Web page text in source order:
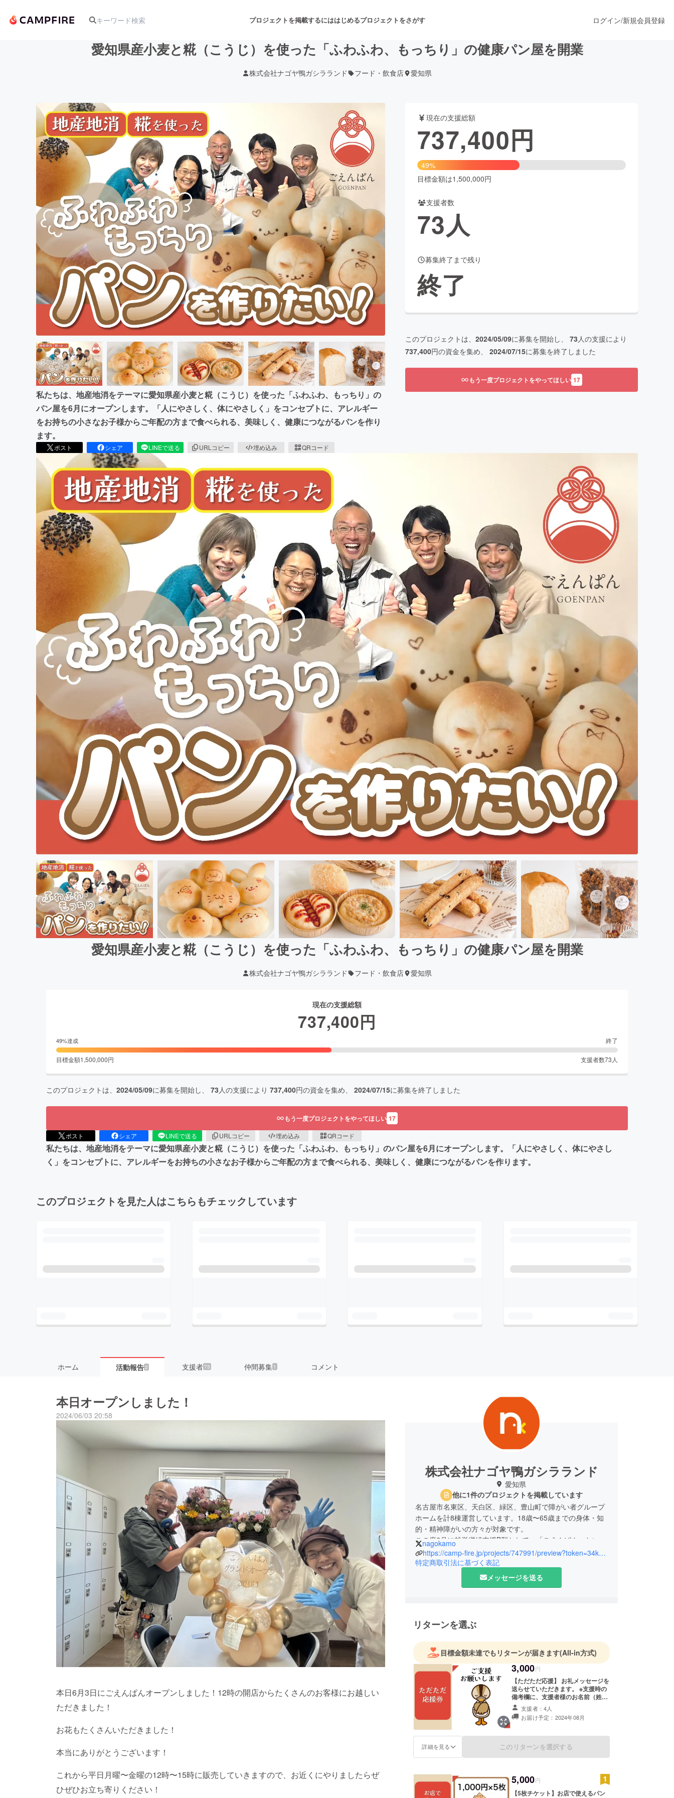
プロジェクトを掲載するにははじめるプロジェクトをさがす
アート・写真 舞台・パフォーマンス
テクノロジー・ガジェット ゲーム・サービス開発 フード・飲食店 ファッション
映像・映画 書籍・雑誌出版 アニメ・漫画
ビジネス・起業 チャレンジ ビューティー・ヘルスケア
まちづくり・地域活性化
CAMPFIRE for Social GoodCAMPFIRE Creation
CAMPFIREふるさと納税machi-ya コミュニティ
ログイン/新規会員登録
愛知県産小麦と糀（こうじ）を使った「ふわふわ、もっちり」の健康パン屋を開業
株式会社ナゴヤ鴨ガシラランド フード・飲食店 愛知県
私たちは、地産地消をテーマに愛知県産小麦と糀（こうじ）を使った「ふわふわ、もっちり」の
パン屋を6月にオープンします。「人にやさしく、体にやさしく」をコンセプトに、アレルギー
をお持ちの小さなお子様からご年配の方まで食べられる、美味しく、健康につながるパンを作り
ます。
ポスト シェア LINEで送る URLコピー 埋め込み QRコード
現在の支援総額
737,400円
49%
目標金額は1,500,000円
支援者数
73人
募集終了まで残り
終了
このプロジェクトは、 2024/05/09に募集を開始し、 73人の支援により
737,400円の資金を集め、 2024/07/15に募集を終了しました
もう一度プロジェクトをやってほしい 17
愛知県産小麦と糀（こうじ）を使った「ふわふわ、もっちり」の健康パン屋を開業
株式会社ナゴヤ鴨ガシラランド フード・飲食店 愛知県
現在の支援総額
737,400円
49%達成 終了
目標金額1,500,000円 支援者数73 人
このプロジェクトは、 2024/05/09に募集を開始し、 73人の支援により 737,400円の資金を集め、 2024/07/15に募集を終了しました
もう一度プロジェクトをやってほしい 17
ポスト シェア LINEで送る URLコピー 埋め込み QRコード
私たちは、地産地消をテーマに愛知県産小麦と糀（こうじ）を使った「ふわふわ、もっちり」のパン屋を6月にオープンします。「人にやさしく、体にやさし
く」をコンセプトに、アレルギーをお持ちの小さなお子様からご年配の方まで食べられる、美味しく、健康につながるパンを作ります。
このプロジェクトを見た人はこちらもチェックしています
ホーム 活動報告2 支援者73 仲間募集 1 コメント
本日オープンしました！
2024/06/03 20:58
本日6月3日にごえんぱんオープンしました！12時の開店からたくさんのお客様にお越しい
ただきました！
お花もたくさんいただきました！
本当にありがとうございます！
これから平日月曜〜金曜の12時〜15時に販売していきますので、お近くにやりましたらぜ
ひぜひお立ち寄りください！
株式会社ナゴヤ鴨ガシラランド
愛知県
他に1件のプロジェクトを掲載しています
名古屋市名東区、天白区、緑区、豊山町で障がい者グループ
ホームを計8棟運営しています。18歳〜65歳までの身体・知
的・精神障がいの方々が対象です。
この度6月に就労継続支援B型として、「ごえんぱん」という
パン屋をオープンします。それに伴って、クラウドファン
ディングをさせていただくこととなりました。どうぞご支援
のほどよろしくお願いいたします。
nagokamo
https://camp-fire.jp/projects/747991/preview?token=34krjsn8&utm_campaign=cp_po_share_c_msg_mypage_projects_show
特定商取引法に基づく表記
メッセージを送る
リターンを選ぶ
目標金額未達でもリターンが届きます(All-in方式)
3,000円
【ただただ応援】 お礼メッセージを
送らせていただきます。 ※支援時の
備考欄に、支援者様のお名前（姓
名）を記載してください。
支援者：4人
お届け予定：2024年08月
詳細を見る このリターンを選択する
5,000円
【5枚チケット】お店で使えるパン